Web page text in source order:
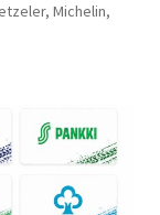
Michelin,